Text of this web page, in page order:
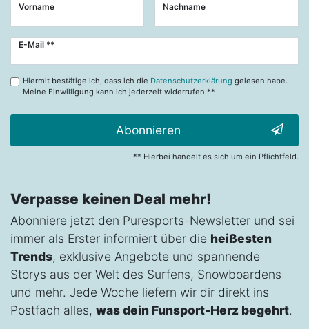
Vorname Nachname
E-Mail **
Newsletter
Hiermit bestätige ich, dass ich die Datenschutzerklärung gelesen habe.
Meine Einwilligung kann ich jederzeit widerrufen.**
Abonnieren
** Hierbei handelt es sich um ein Pflichtfeld.
Verpasse keinen Deal mehr!
Abonniere jetzt den Puresports-Newsletter und sei
immer als Erster informiert über die heißesten
Trends, exklusive Angebote und spannende
Storys aus der Welt des Surfens, Snowboardens
und mehr. Jede Woche liefern wir dir direkt ins
Postfach alles, was dein Funsport-Herz begehrt.